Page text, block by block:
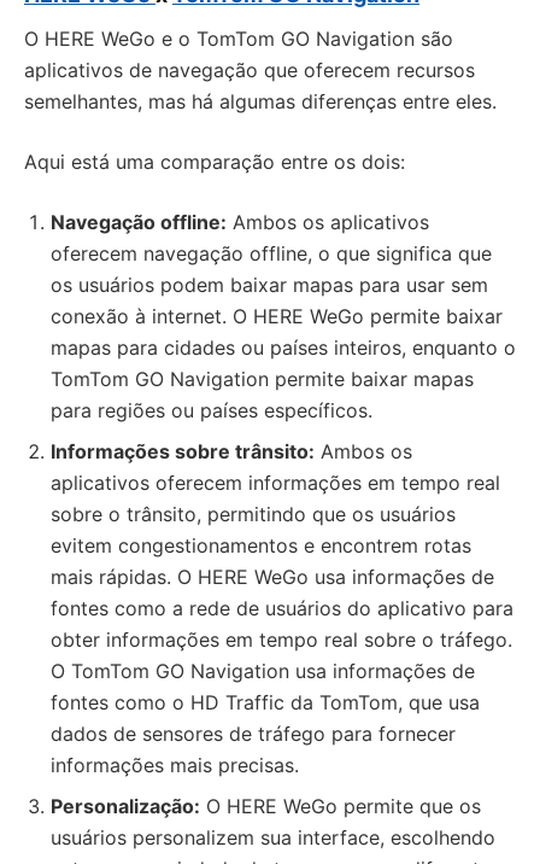
O HERE WeGo e o TomTom GO Navigation são
aplicativos de navegação que oferecem recursos
semelhantes, mas há algumas diferenças entre eles.
Aqui está uma comparação entre os dois:
Navegação offline: Ambos os aplicativos
oferecem navegação offline, o que significa que
os usuários podem baixar mapas para usar sem
conexão à internet. O HERE WeGo permite baixar
mapas para cidades ou países inteiros, enquanto o
TomTom GO Navigation permite baixar mapas
para regiões ou países específicos.
Informações sobre trânsito: Ambos os
aplicativos oferecem informações em tempo real
sobre o trânsito, permitindo que os usuários
evitem congestionamentos e encontrem rotas
mais rápidas. O HERE WeGo usa informações de
fontes como a rede de usuários do aplicativo para
obter informações em tempo real sobre o tráfego.
O TomTom GO Navigation usa informações de
fontes como o HD Traffic da TomTom, que usa
dados de sensores de tráfego para fornecer
informações mais precisas.
Personalização: O HERE WeGo permite que os
usuários personalizem sua interface, escolhendo